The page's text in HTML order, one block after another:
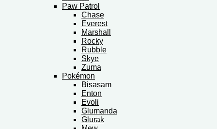
Paw Patrol
Chase
Everest
Marshall
Rocky
Rubble
Skye
Zuma
Pokémon
Bisasam
Enton
Evoli
Glumanda
Glurak